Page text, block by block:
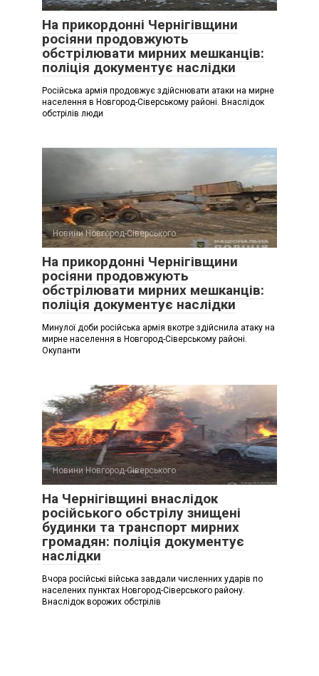
На прикордонні Чернігівщини
росіяни продовжують
обстрілювати мирних мешканців:
поліція документує наслідки
Російська армія продовжує здійснювати атаки на мирне
населення в Новгород-Сіверському районі. Внаслідок
обстрілів люди
Новини Новгород-Сіверського
На прикордонні Чернігівщини
росіяни продовжують
обстрілювати мирних мешканців:
поліція документує наслідки
Минулої доби російська армія вкотре здійснила атаку на
мирне населення в Новгород-Сіверському районі.
Окупанти
Новини Новгород-Сіверського
На Чернігівщині внаслідок
російського обстрілу знищені
будинки та транспорт мирних
громадян: поліція документує
наслідки
Вчора російські війська завдали численних ударів по
населених пунктах Новгород-Сіверського району.
Внаслідок ворожих обстрілів